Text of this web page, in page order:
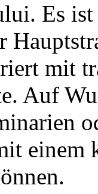
Es ist
mit
Auf